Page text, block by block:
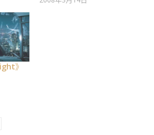
》